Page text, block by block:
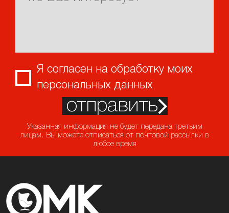
Я согласен на обработку моих
персональных данных
отправить
Указанная информация не будет передана третьим
лицам. Вы можете отписаться от почтовой рассылки в
любое время